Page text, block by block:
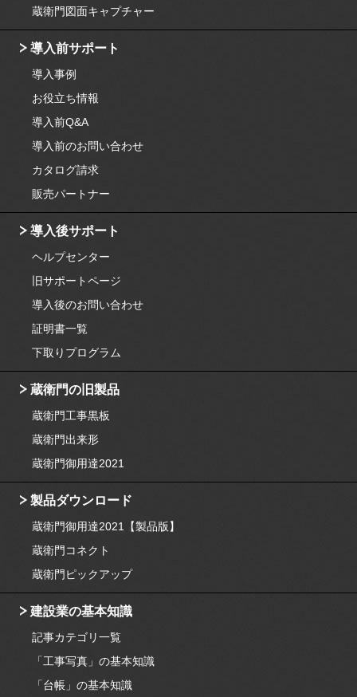
蔵衛門図面キャプチャー
導入前サポート
導入事例
お役立ち情報
導入前Q&A
導入前のお問い合わせ
カタログ請求
販売パートナー
導入後サポート
ヘルプセンター
旧サポートページ
導入後のお問い合わせ
証明書一覧
下取りプログラム
蔵衛門の旧製品
蔵衛門工事黒板
蔵衛門出来形
蔵衛門御用達2021
製品ダウンロード
蔵衛門御用達2021【製品版】
蔵衛門コネクト
蔵衛門ピックアップ
建設業の基本知識
記事カテゴリ一覧
「工事写真」の基本知識
「台帳」の基本知識